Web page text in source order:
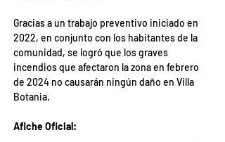
Gracias a un trabajo preventivo iniciado en
2022, en conjunto con los habitantes de la
comunidad, se logró que los graves
incendios que afectaron la zona en febrero
de 2024 no causarán ningún daño en Villa
Botania.
Afiche Oficial: